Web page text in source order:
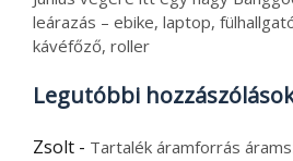
leárazás – ebike, laptop,
kávéfőző, roller
Legutóbbi
Zsolt - Tartalék áramforrás